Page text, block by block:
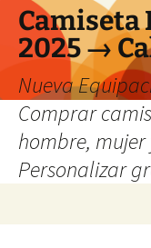
Camiseta
2025 →
Nueva
Comprar
hombre, mujer
Personalizar